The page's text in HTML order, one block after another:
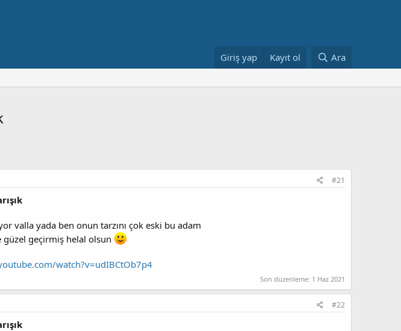
Giriş yap Kayıt ol Ara
#21
valla yada ben onun tarzını çok eski bu adam
güzel geçirmiş helal olsun
watch?v=udIBCtOb7p4
Son düzenleme: 1 Haz 2021
#22